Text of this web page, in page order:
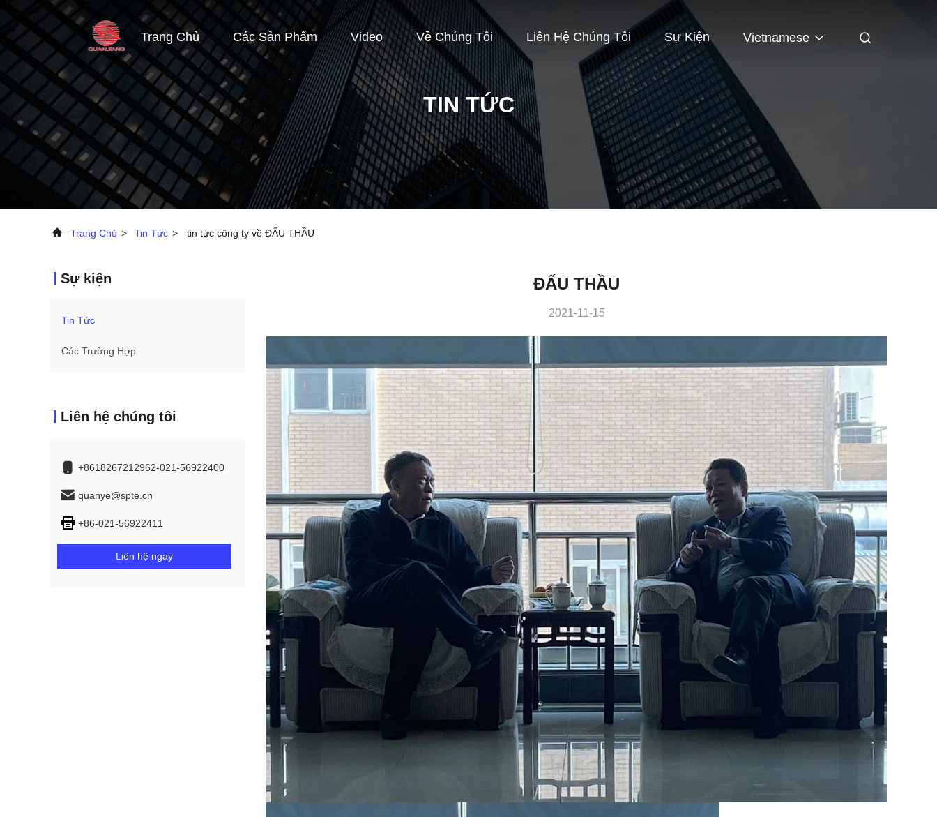
Trang Chủ Các Sản Phẩm Video Về Chúng Tôi Liên Hệ Chúng Tôi Sự Kiện Vietnamese
TIN TỨC
Trang Chủ > Tin Tức > tin tức công ty về ĐẤU THẦU
Sự kiện
Tin Tức
Các Trường Hợp
Liên hệ chúng tôi
+8618267212962-021-56922400
quanye@spte.cn
+86-021-56922411
Liên hệ ngay
ĐẤU THẦU
2021-11-15